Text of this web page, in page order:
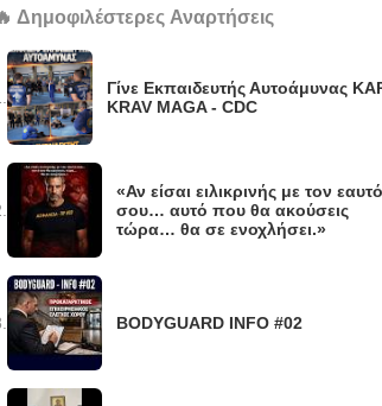
Δημοφιλέστερες Αναρτήσεις
Γίνε Εκπαιδευτής Αυτοάμυνας
KRAV MAGA - CDC
«Αν είσαι ειλικρινής με τον εαυτό
σου… αυτό που θα ακούσεις
τώρα… θα σε ενοχλήσει.»
BODYGUARD INFO #02